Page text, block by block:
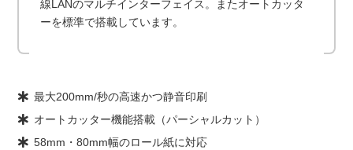
線LANのマルチインターフェイス。またオートカッタ
ーを標準で搭載しています。
最大200mm/秒の高速かつ静音印刷
オートカッター機能搭載（パーシャルカット）
58mm・80mm幅のロール紙に対応